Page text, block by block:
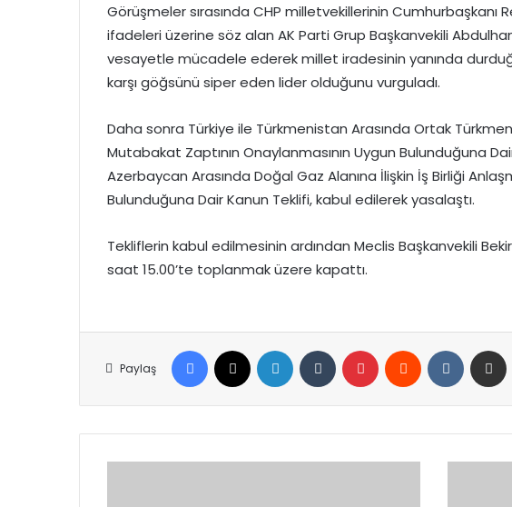
Görüşmeler sırasında CHP milletvekillerinin Cumhurbaşkanı
ifadeleri üzerine söz alan AK Parti Grup Başkanvekili
vesayetle mücadele ederek millet iradesinin yanında
karşı göğsünü siper eden lider olduğunu vurguladı.
Daha sonra Türkiye ile Türkmenistan Arasında Ortak
Mutabakat Zaptının Onaylanmasının Uygun Bulunduğuna
Azerbaycan Arasında Doğal Gaz Alanına İlişkin İş Birliği
Bulunduğuna Dair Kanun Teklifi, kabul edilerek yasalaştı.
Tekliflerin kabul edilmesinin ardından Meclis Başkanvekili
saat 15.00’te toplanmak üzere kapattı.
Paylaş
Facebook LinkedIn Tumblr Pinterest Reddit